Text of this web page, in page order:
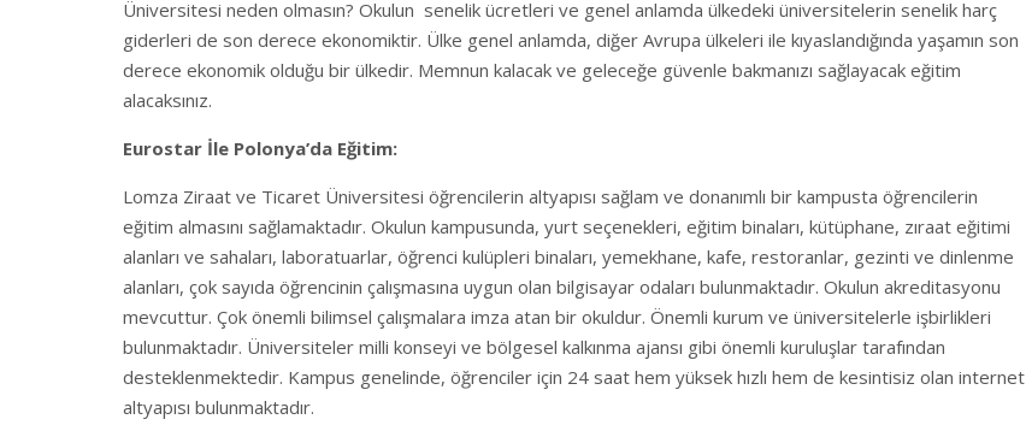
Üniversitesi neden olmasın? Okulun senelik ücretleri ve genel anlamda ülkedeki üniversitelerin senelik harç
giderleri de son derece ekonomiktir. Ülke genel anlamda, diğer Avrupa ülkeleri ile kıyaslandığında yaşamın son
derece ekonomik olduğu bir ülkedir. Memnun kalacak ve geleceğe güvenle bakmanızı sağlayacak eğitim
alacaksınız.
Eurostar İle Polonya’da Eğitim:
Lomza Ziraat ve Ticaret Üniversitesi öğrencilerin altyapısı sağlam ve donanımlı bir kampusta öğrencilerin
eğitim almasını sağlamaktadır. Okulun kampusunda, yurt seçenekleri, eğitim binaları, kütüphane, zıraat eğitimi
alanları ve sahaları, laboratuarlar, öğrenci kulüpleri binaları, yemekhane, kafe, restoranlar, gezinti ve dinlenme
alanları, çok sayıda öğrencinin çalışmasına uygun olan bilgisayar odaları bulunmaktadır. Okulun akreditasyonu
mevcuttur. Çok önemli bilimsel çalışmalara imza atan bir okuldur. Önemli kurum ve üniversitelerle işbirlikleri
bulunmaktadır. Üniversiteler milli konseyi ve bölgesel kalkınma ajansı gibi önemli kuruluşlar tarafından
desteklenmektedir. Kampus genelinde, öğrenciler için 24 saat hem yüksek hızlı hem de kesintisiz olan internet
altyapısı bulunmaktadır.